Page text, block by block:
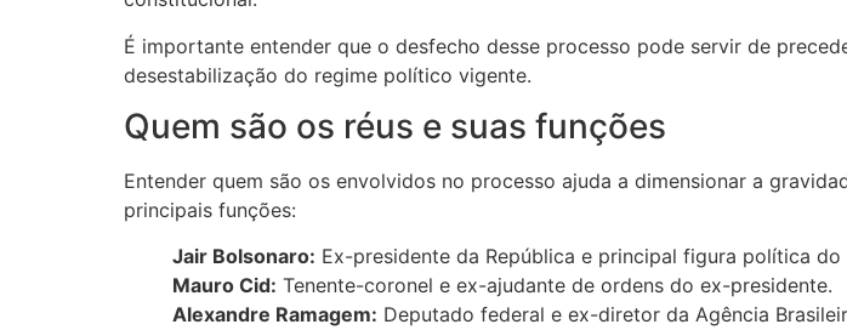
É importante entender que o desfecho desse processo pode servir de
desestabilização do regime político vigente.
Quem são os réus e suas funções
Entender quem são os envolvidos no processo ajuda a dimensionar a
principais funções:
Jair Bolsonaro: Ex-presidente da República e principal figura política do
Mauro Cid: Tenente-coronel e ex-ajudante de ordens do ex-presidente.
Alexandre Ramagem: Deputado federal e ex-diretor da Agência